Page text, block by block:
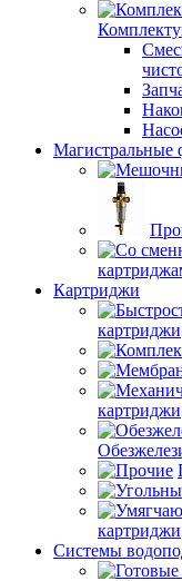
Магистральные
Картриджи
картриджи
картриджи
картриджи
Системы